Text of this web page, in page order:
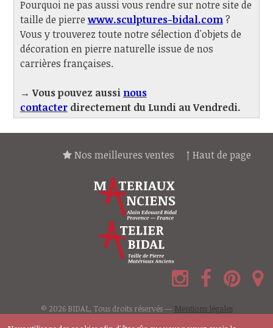
Pourquoi ne pas aussi vous rendre sur notre site de
taille de pierrewww.sculptures-bidal.com?
Vous y trouverez toute notre sélection d'objets de
décoration en pierre naturelle issue de nos
carrières françaises.
→ Vous pouvez aussi nous
contacterdirectement du Lundi au Vendredi.
↑ Haut de page
Nos meilleures ventes
© 2026 BIDAL, Tous droits réservés — Mentions légales